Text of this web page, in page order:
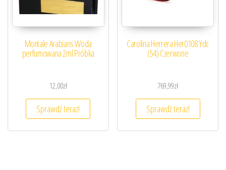
Montale Arabians Woda
perfumowana 2ml Próbka
12,00zł
Sprawdź teraz!
Carolina Herrera Her0108 Ydc
(54) Czerwone
769,99zł
Sprawdź teraz!